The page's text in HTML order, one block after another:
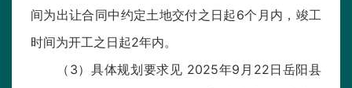
间为出让合同中约定土地交付之日起6个月内，竣工
时间为开工之日起2年内。
（3）具体规划要求见 2025年9月22日岳阳县